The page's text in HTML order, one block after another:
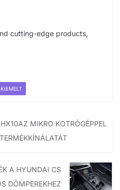
cutting-edge products,
KIEMELT
MIKRO KOTRÓGÉPPEL
A HYUNDAI CS
DÖMPEREKHEZ